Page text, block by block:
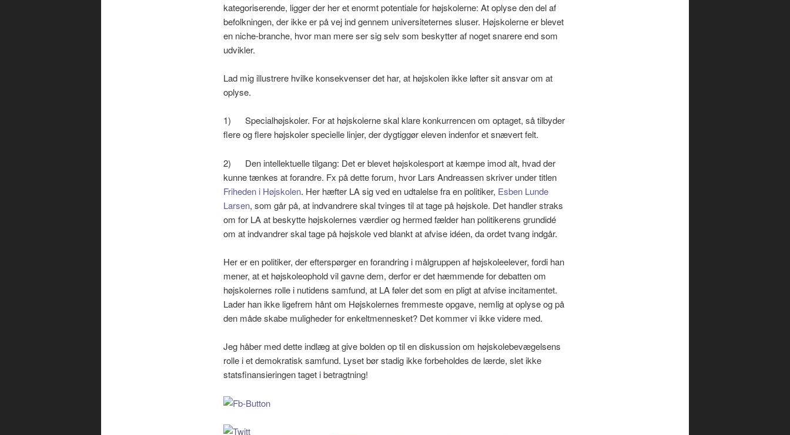
kategoriserende, ligger der her et enormt potentiale for højskolerne: At oplyse den del af
befolkningen, der ikke er på vej ind gennem universiteternes sluser. Højskolerne er blevet
en niche-branche, hvor man mere ser sig selv som beskytter af noget snarere end som
udvikler.
Lad mig illustrere hvilke konsekvenser det har, at højskolen ikke løfter sit ansvar om at
oplyse.
1) Specialhøjskoler. For at højskolerne skal klare konkurrencen om optaget, så tilbyder
flere og flere højskoler specielle linjer, der dygtiggør eleven indenfor et snævert felt.
2) Den intellektuelle tilgang: Det er blevet højskolesport at kæmpe imod alt, hvad der
kunne tænkes at forandre. Fx på dette forum, hvor Lars Andreassen skriver under titlen
Friheden i Højskolen. Her hæfter LA sig ved en udtalelse fra en politiker, Esben Lunde
Larsen, som går på, at indvandrere skal tvinges til at tage på højskole. Det handler straks
om for LA at beskytte højskolernes værdier og hermed fælder han politikerens grundidé
om at indvandrer skal tage på højskole ved blankt at afvise idéen, da ordet tvang indgår.
Her er en politiker, der efterspørger en forandring i målgruppen af højskoleelever, fordi han
mener, at et højskoleophold vil gavne dem, derfor er det hæmmende for debatten om
højskolernes rolle i nutidens samfund, at LA føler det som en pligt at afvise incitamentet.
Lader han ikke ligefrem hånt om Højskolernes fremmeste opgave, nemlig at oplyse og på
den måde skabe muligheder for enkeltmennesket? Det kommer vi ikke videre med.
Jeg håber med dette indlæg at give bolden op til en diskussion om højskolebevægelsens
rolle i et demokratisk samfund. Lyset bør stadig ikke forbeholdes de lærde, slet ikke
statsfinansieringen taget i betragtning!